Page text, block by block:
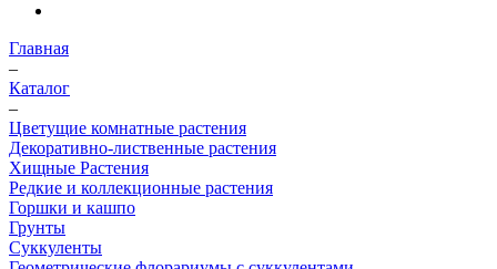
Главная
–
Каталог
–
Цветущие комнатные растения
Декоративно-лиственные растения
Хищные Растения
Редкие и коллекционные растения
Горшки и кашпо
Грунты
Суккуленты